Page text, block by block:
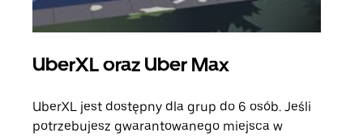
UberXL oraz Uber Max
UberXL jest dostępny dla grup do 6 osób. Jeśli
potrzebujesz gwarantowanego miejsca w